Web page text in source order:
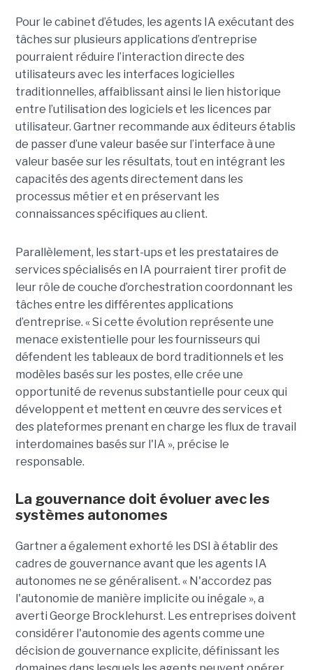
Pour le cabinet d’études, les agents IA exécutant des
tâches sur plusieurs applications d’entreprise
pourraient réduire l’interaction directe des
utilisateurs avec les interfaces logicielles
traditionnelles, affaiblissant ainsi le lien historique
entre l’utilisation des logiciels et les licences par
utilisateur. Gartner recommande aux éditeurs établis
de passer d’une valeur basée sur l’interface à une
valeur basée sur les résultats, tout en intégrant les
capacités des agents directement dans les
processus métier et en préservant les
connaissances spécifiques au client.
Parallèlement, les start-ups et les prestataires de
services spécialisés en IA pourraient tirer profit de
leur rôle de couche d’orchestration coordonnant les
tâches entre les différentes applications
d’entreprise. « Si cette évolution représente une
menace existentielle pour les fournisseurs qui
défendent les tableaux de bord traditionnels et les
modèles basés sur les postes, elle crée une
opportunité de revenus substantielle pour ceux qui
développent et mettent en œuvre des services et
des plateformes prenant en charge les flux de travail
interdomaines basés sur l'IA », précise le
responsable.
La gouvernance doit évoluer avec les
systèmes autonomes
Gartner a également exhorté les DSI à établir des
cadres de gouvernance avant que les agents IA
autonomes ne se généralisent. « N'accordez pas
l'autonomie de manière implicite ou inégale », a
averti George Brocklehurst. Les entreprises doivent
considérer l'autonomie des agents comme une
décision de gouvernance explicite, définissant les